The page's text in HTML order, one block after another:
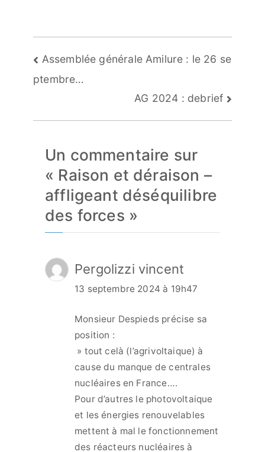
Navigation
de
Assemblée générale Amilure : le 26 se
ptembre…
AG 2024 : debrief
Un commentaire sur
« Raison et déraison –
affligeant déséquilibre
des forces »
Pergolizzi vincent
13 septembre 2024 à 19h47
Monsieur Despieds précise sa
position :
» tout celà (l’agrivoltaique) à
cause du manque de centrales
nucléaires en France….
Pour d’autres le photovoltaique
et les énergies renouvelables
mettent à mal le fonctionnement
des réacteurs nucléaires à